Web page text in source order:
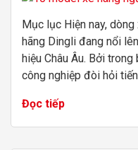
Mục lục Hiện nay,
hãng Dingli đang nổi
hiệu Châu Âu. Bởi
công nghiệp đòi hỏi
Đọc tiếp